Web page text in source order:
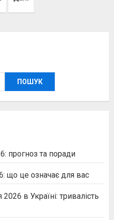
ПОШУК
прогноз та поради
що це означає для вас
в Україні: тривалість